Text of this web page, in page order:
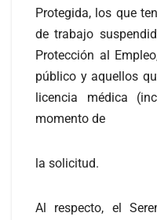
Protegida, los que
de trabajo
Protección al
público y aquellos
licencia médica
momento de
la solicitud.
Al respecto, el